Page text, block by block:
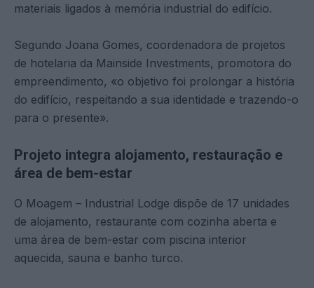
materiais ligados à memória industrial do edifício.
Segundo Joana Gomes, coordenadora de projetos
de hotelaria da Mainside Investments, promotora do
empreendimento, «o objetivo foi prolongar a história
do edifício, respeitando a sua identidade e trazendo-o
para o presente».
Projeto integra alojamento, restauração e
área de bem-estar
O Moagem – Industrial Lodge dispõe de 17 unidades
de alojamento, restaurante com cozinha aberta e
uma área de bem-estar com piscina interior
aquecida, sauna e banho turco.